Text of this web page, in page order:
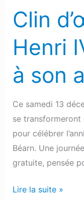
Clin
Henri
à son
Ce samedi 13
se transformeront
pour célébrer
Béarn. Une
gratuite, pensée
à
anniversaire
Lire la suite »